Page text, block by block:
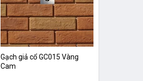
Gạch giả cổ GC015 Vàng
Cam